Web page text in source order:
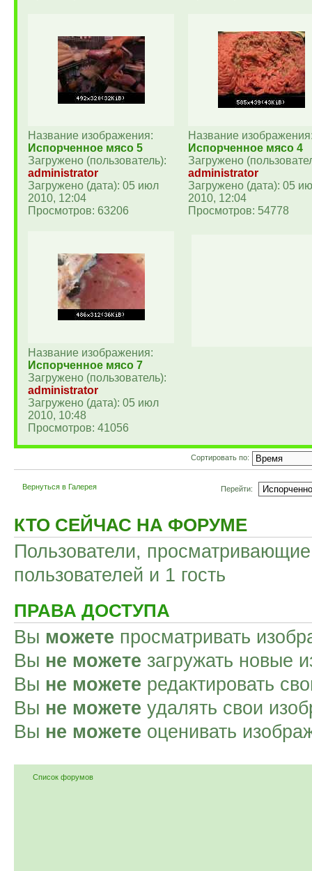
Название изображения:
Испорченное мясо 5
Загружено (пользователь):
administrator
Загружено (дата): 05 июл
2010, 12:04
Просмотров: 63206
Название
Испорченное мясо 4
Загружено
administrator
Загружено (дата): 05
2010, 12:04
Просмотров: 54778
Название изображения:
Испорченное мясо 7
Загружено (пользователь):
administrator
Загружено (дата): 05 июл
2010, 10:48
Просмотров: 41056
Сортировать по:
Вернуться в Галерея Перейти:
КТО СЕЙЧАС НА ФОРУМЕ
Пользователи,
пользователей и 1 гость
ПРАВА ДОСТУПА
Вы можете просматривать
Вы не можете загружать новые
Вы не можете редактировать
Вы не можете удалять свои
Вы не можете оценивать
Список форумов